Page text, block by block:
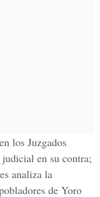
los Juzgados
en su contra;
analiza la
de Yoro